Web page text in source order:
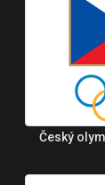
Český